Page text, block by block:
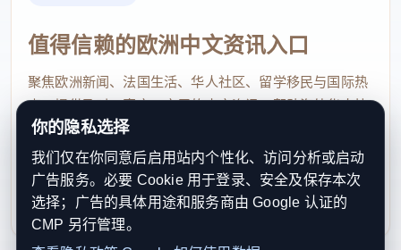
值得信赖的欧洲中文资讯入口
聚焦欧洲新闻、法国生活、华人社区、留学移民与国际热
点，提供及时、真实、实用的中文资讯，帮助海外华人快
速了解欧洲动态。
contact@xinouzhou.com
服务支持、版权与合作：工作日优先处理站务、投稿与权
利通知
你的隐私选择
我们仅在你同意后启用站内个性化、访问分析或启动
广告服务。必要 Cookie 用于登录、安全及保存本次
选择；广告的具体用途和服务商由 Google 认证的
CMP 另行管理。